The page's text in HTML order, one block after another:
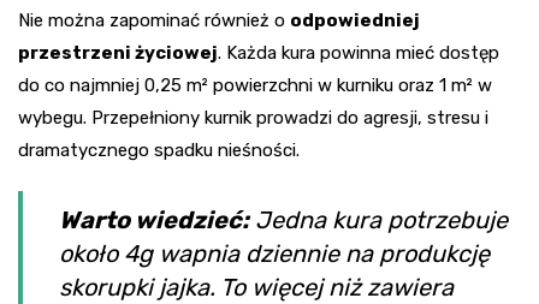
Nie można zapominać również o odpowiedniej
przestrzeni życiowej. Każda kura powinna mieć dostęp
do co najmniej 0,25 m² powierzchni w kurniku oraz 1 m² w
wybegu. Przepełniony kurnik prowadzi do agresji, stresu i
dramatycznego spadku nieśności.
Warto wiedzieć:Jedna kura potrzebuje
około 4g wapnia dziennie na produkcję
skorupki jajka. To więcej niż zawiera